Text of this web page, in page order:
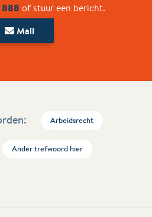
888 of stuur een bericht.
Mail
Arbeidsrecht
Ander trefwoord hier